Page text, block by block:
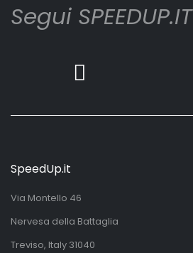
Segui SPEEDUP.IT
SpeedUp.it
Via Montello 46
Nervesa della Battaglia
Treviso, Italy 31040